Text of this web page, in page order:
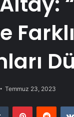
Temmuz 23, 2023
Tumblr Pinterest